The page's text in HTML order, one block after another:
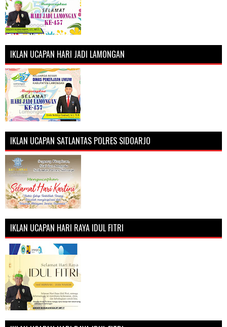
IKLAN UCAPAN HARI JADI LAMONGAN
IKLAN UCAPAN SATLANTAS POLRES SIDOARJO
IKLAN UCAPAN HARI RAYA IDUL FITRI